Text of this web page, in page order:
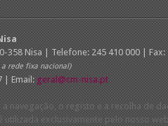
358 Nisa | Telefone: 245 410 000 | Fax:
rede fixa nacional)
| Email: geral@cm-nisa.pt
navegação, o registo e a recolha de
exclusivamente pelo nosso